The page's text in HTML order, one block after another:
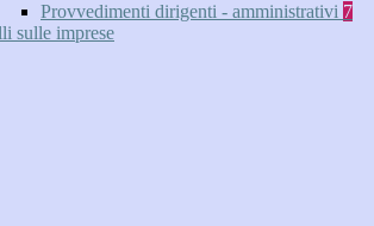
Provvedimenti dirigenti - amministrativi 7
sulle imprese